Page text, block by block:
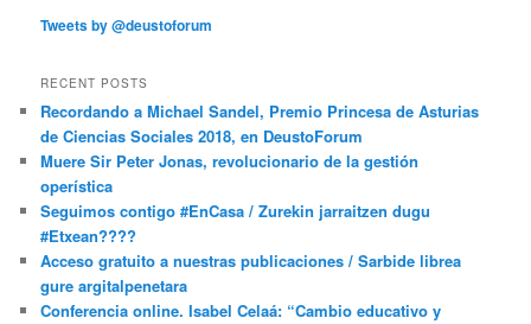
Tweets by @deustoforum
RECENT POSTS
Recordando a Michael Sandel, Premio Princesa de Asturias
de Ciencias Sociales 2018, en DeustoForum
Muere Sir Peter Jonas, revolucionario de la gestión
operística
Seguimos contigo #EnCasa / Zurekin jarraitzen dugu
#Etxean????
Acceso gratuito a nuestras publicaciones / Sarbide librea
gure argitalpenetara
Conferencia online. Isabel Celaá: “Cambio educativo y